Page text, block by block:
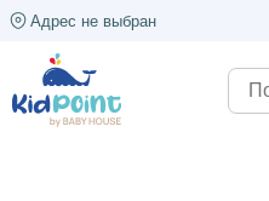
Адрес не выбран